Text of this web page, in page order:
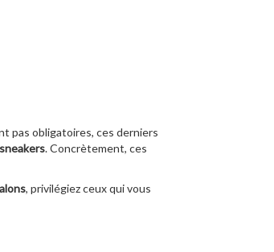
pas obligatoires, ces derniers
. Concrètement, ces
, privilégiez ceux qui vous